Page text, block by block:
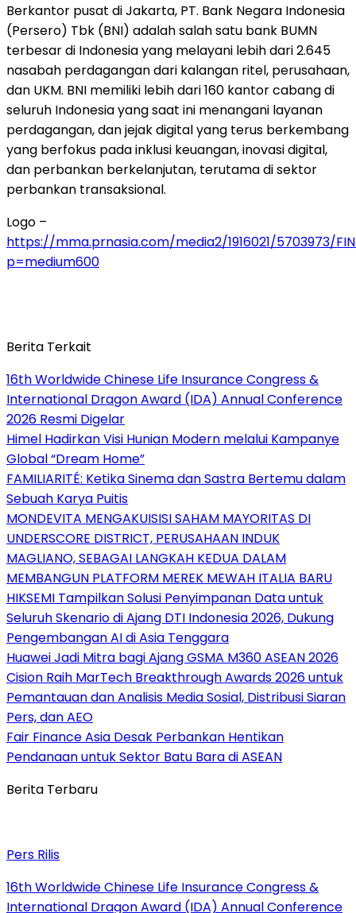
Berkantor pusat di Jakarta, PT. Bank Negara Indonesia
(Persero) Tbk (BNI) adalah salah satu bank BUMN
terbesar di Indonesia yang melayani lebih dari 2.645
nasabah perdagangan dari kalangan ritel, perusahaan,
dan UKM. BNI memiliki lebih dari 160 kantor cabang di
seluruh Indonesia yang saat ini menangani layanan
perdagangan, dan jejak digital yang terus berkembang
yang berfokus pada inklusi keuangan, inovasi digital,
dan perbankan berkelanjutan, terutama di sektor
perbankan transaksional.
Logo –
https://mma.prnasia.com/media2/1916021/5703973/
p=medium600
Berita Terkait
16th Worldwide Chinese Life Insurance Congress &
International Dragon Award (IDA) Annual Conference
2026 Resmi Digelar
Himel Hadirkan Visi Hunian Modern melalui Kampanye
Global “Dream Home”
FAMILIARITÉ: Ketika Sinema dan Sastra Bertemu dalam
Sebuah Karya Puitis
MONDEVITA MENGAKUISISI SAHAM MAYORITAS DI
UNDERSCORE DISTRICT, PERUSAHAAN INDUK
MAGLIANO, SEBAGAI LANGKAH KEDUA DALAM
MEMBANGUN PLATFORM MEREK MEWAH ITALIA BARU
HIKSEMI Tampilkan Solusi Penyimpanan Data untuk
Seluruh Skenario di Ajang DTI Indonesia 2026, Dukung
Pengembangan AI di Asia Tenggara
Huawei Jadi Mitra bagi Ajang GSMA M360 ASEAN 2026
Cision Raih MarTech Breakthrough Awards 2026 untuk
Pemantauan dan Analisis Media Sosial, Distribusi Siaran
Pers, dan AEO
Fair Finance Asia Desak Perbankan Hentikan
Pendanaan untuk Sektor Batu Bara di ASEAN
Berita Terbaru
Pers Rilis
16th Worldwide Chinese Life Insurance Congress &
International Dragon Award (IDA) Annual Conference